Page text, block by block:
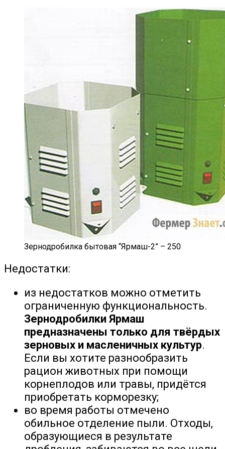
Зернодробилка бытовая “Ярмаш-2” – 250
Недостатки:
из недостатков можно отметить
ограниченную функциональность.
Зернодробилки Ярмаш
предназначены только для твёрдых
зерновых и масленичных культур.
Если вы хотите разнообразить
рацион животных при помощи
корнеплодов или травы, придётся
приобретать корморезку;
во время работы отмечено
обильное отделение пыли. Отходы,
образующиеся в результате